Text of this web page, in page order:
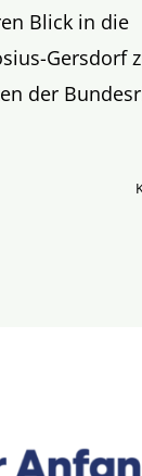
Blick in die
Gersdorf
der